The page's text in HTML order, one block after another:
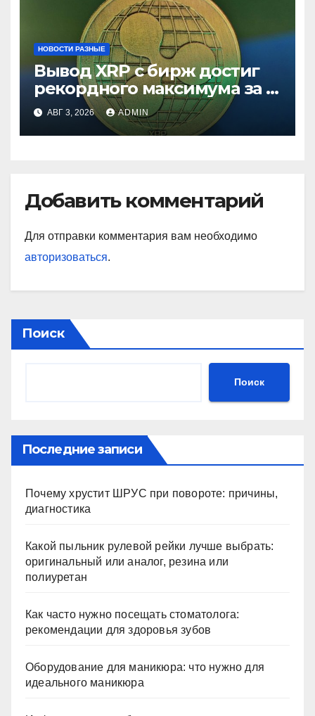
НОВОСТИ РАЗНЫЕ
Вывод XRP с бирж достиг
рекордного максимума за 5
летАВГ 3, 2026 ADMIN
Добавить комментарий
Для отправки комментария вам необходимо
авторизоваться.
Поиск
Поиск
Последние записи
Почему хрустит ШРУС при повороте: причины,
диагностика
Какой пыльник рулевой рейки лучше выбрать:
оригинальный или аналог, резина или
полиуретан
Как часто нужно посещать стоматолога:
рекомендации для здоровья зубов
Оборудование для маникюра: что нужно для
идеального маникюра